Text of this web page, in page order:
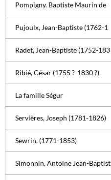
Pompigny. Baptiste Maurin de
Pujoulx, Jean-Baptiste (1762-1
Radet, Jean-Baptiste (1752-183
Ribié, César (1755 ?-1830 ?)
La famille Ségur
Servières, Joseph (1781-1826)
Sewrin, (1771-1853)
Simonnin, Antoine Jean-Baptist